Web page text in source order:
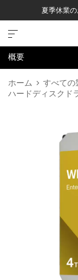
夏季休業
概要
仕様
ホーム
すべての
ハードディスクド